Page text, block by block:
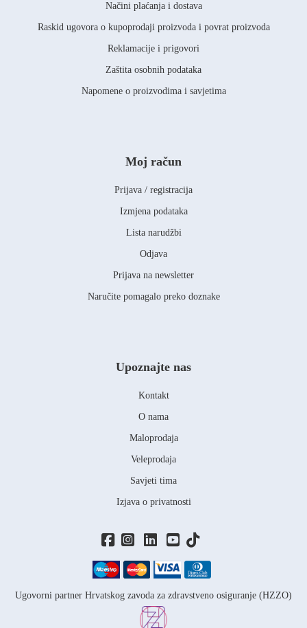
Načini plaćanja i dostava
Raskid ugovora o kupoprodaji proizvoda i povrat proizvoda
Reklamacije i prigovori
Zaštita osobnih podataka
Napomene o proizvodima i savjetima
Moj račun
Prijava / registracija
Izmjena podataka
Lista narudžbi
Odjava
Prijava na newsletter
Naručite pomagalo preko doznake
Ugovorni partner Hrvatskog zavoda za zdravstveno osiguranje (HZZO)
Upoznajte nas
Kontakt
O nama
Maloprodaja
Veleprodaja
Savjeti tima
Izjava o privatnosti